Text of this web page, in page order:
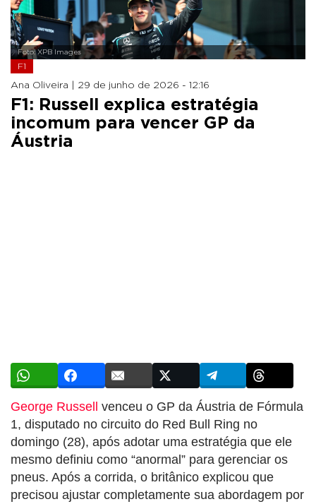
Foto: XPB Images
F1
Ana Oliveira | 29 de junho de 2026 - 12:16
F1: Russell explica estratégia
incomum para vencer GP da
Áustria
George Russell venceu o GP da Áustria de Fórmula
1, disputado no circuito do Red Bull Ring no
domingo (28), após adotar uma estratégia que ele
mesmo definiu como “anormal” para gerenciar os
pneus. Após a corrida, o britânico explicou que
precisou ajustar completamente sua abordagem por